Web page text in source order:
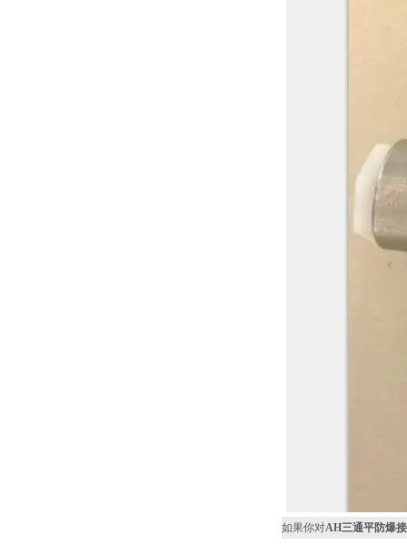
如果你对AH三通平防爆